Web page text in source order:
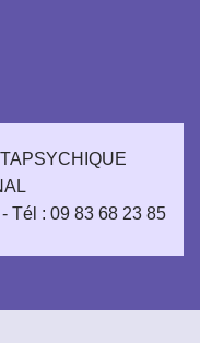
Tél : 09 83 68 23 85